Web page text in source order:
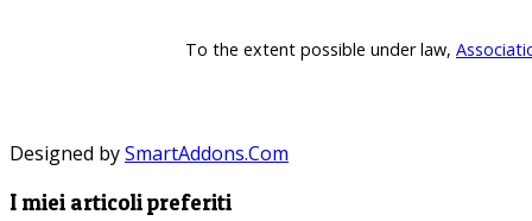
To the extent possible under law,
Designed bySmartAddons.Com
I miei articoli preferiti